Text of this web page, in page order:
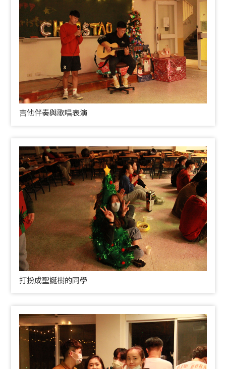
吉他伴奏與歌唱表演
打扮成聖誕樹的同學